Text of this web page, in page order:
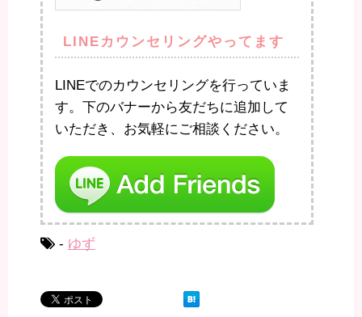
LINEカウンセリングやってます
LINEでのカウンセリングを行っていま
す。下のバナーから友だちに追加して
いただき、お気軽にご相談ください。
- ゆず